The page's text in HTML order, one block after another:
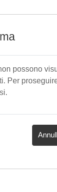
possono
Per